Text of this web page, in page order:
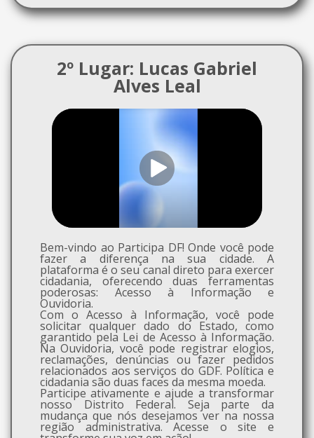
2º Lugar: Lucas Gabriel
Alves Leal
Bem-vindo ao Participa DF! Onde você pode
fazer a diferença na sua cidade. A
plataforma é o seu canal direto para exercer
cidadania, oferecendo duas ferramentas
poderosas: Acesso à Informação e
Ouvidoria.
Com o Acesso à Informação, você pode
solicitar qualquer dado do Estado, como
garantido pela Lei de Acesso à Informação.
Na Ouvidoria, você pode registrar elogios,
reclamações, denúncias ou fazer pedidos
relacionados aos serviços do GDF. Política e
cidadania são duas faces da mesma moeda.
Participe ativamente e ajude a transformar
nosso Distrito Federal. Seja parte da
mudança que nós desejamos ver na nossa
região administrativa. Acesse o site e